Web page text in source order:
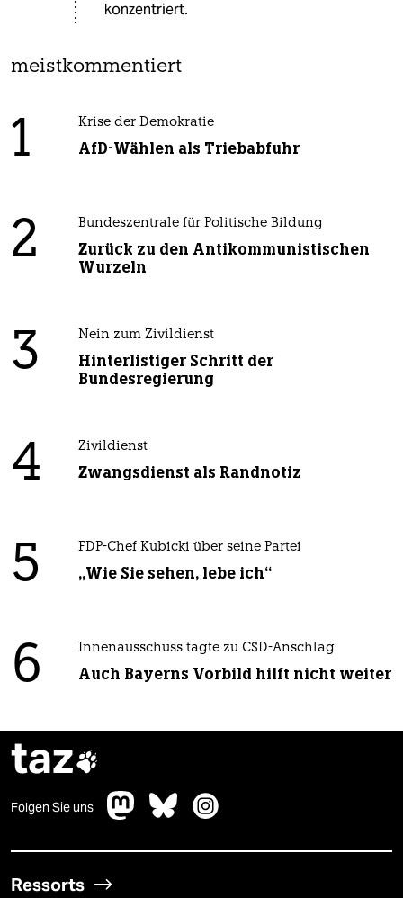
konzentriert.
meistkommentiert
1 Krise der Demokratie
AfD-Wählen als Triebabfuhr
2 Bundeszentrale für Politische Bildung
Zurück zu den Antikommunistischen
Wurzeln
3 Nein zum Zivildienst
Hinterlistiger Schritt der
Bundesregierung
4 Zivildienst
Zwangsdienst als Randnotiz
5 FDP-Chef Kubicki über seine Partei
„Wie Sie sehen, lebe ich“
6 Innenausschuss tagte zu CSD-Anschlag
Auch Bayerns Vorbild hilft nicht weiter
taz
Folgen Sie uns
Ressorts